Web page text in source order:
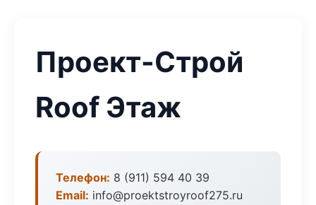
Проект-Строй
Roof Этаж
Телефон: 8 (911) 594 40 39
Email: info@proektstroyroof275.ru